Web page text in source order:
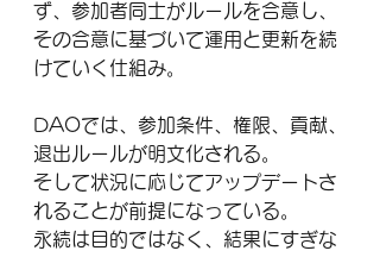
ず、参加者同士がルールを合意し、
その合意に基づいて運用と更新を続
けていく仕組み。
DAOでは、参加条件、権限、貢献、
退出ルールが明文化される。
そして状況に応じてアップデートさ
れることが前提になっている。
永続は目的ではなく、結果にすぎな